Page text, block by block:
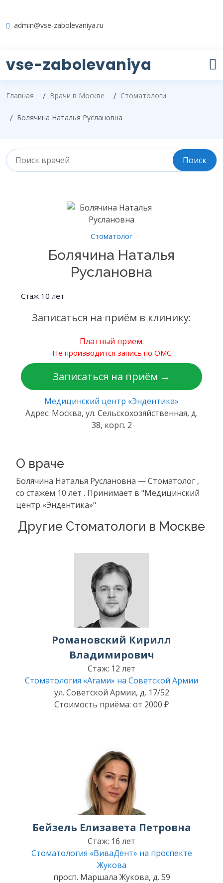
admin@vse-zabolevaniya.ru
vse-zabolevaniya
Главная Врачи в Москве Стоматологи
Болячина Наталья Руслановна
Стоматолог
Болячина Наталья
Руслановна
Стаж 10 лет
Записаться на приём в клинику:
Платный прием.
Не производится запись по ОМС
Записаться на приём →
Медицинский центр «Эндентика»
Адрес: Москва, ул. Сельскохозяйственная, д.
38, корп. 2
О враче
Болячина Наталья Руслановна — Стоматолог ,
со стажем 10 лет . Принимает в "Медицинский
центр «Эндентика»"
Другие Стоматологи в Москве
Романовский Кирилл
Владимирович
Стаж: 12 лет
Стоматология «Агами» на Советской Армии
ул. Советской Армии, д. 17/52
Стоимость приёма: от 2000 ₽
Бейзель Елизавета Петровна
Стаж: 16 лет
Стоматология «ВиваДент» на проспекте
Жукова
просп. Маршала Жукова, д. 59